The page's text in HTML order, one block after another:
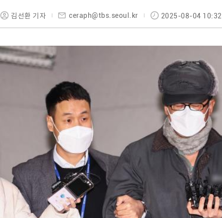
김선환 기자 ceraph@tbs.seoul.kr 2025-08-04 10:32